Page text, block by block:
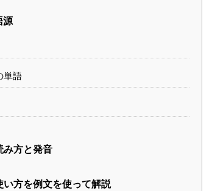
源
単語
方と発音
方を例文を使って解説